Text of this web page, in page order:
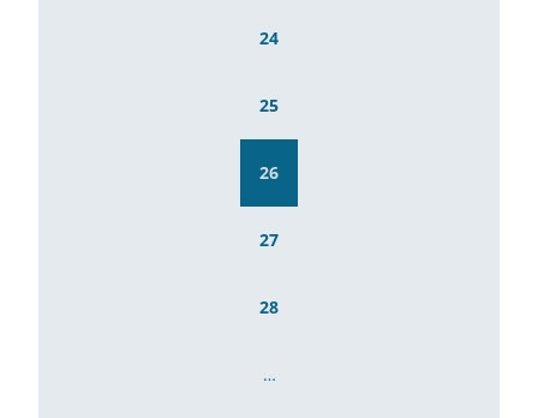
24
25
26
27
28
…